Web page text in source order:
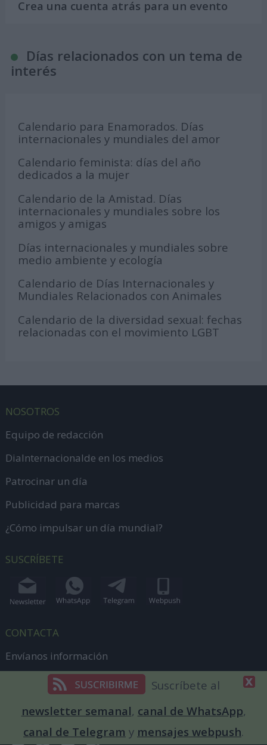
Crea una cuenta atrás para un evento
Días relacionados con un tema de
interés
Calendario para Enamorados. Días
internacionales y mundiales del amor
Calendario feminista: días del año
dedicados a la mujer
Calendario de la Amistad. Días
internacionales y mundiales sobre los
amigos y amigas
Días internacionales y mundiales sobre
medio ambiente y ecología
Calendario de Días Internacionales y
Mundiales Relacionados con Animales
Calendario de la diversidad sexual: fechas
relacionadas con el movimiento LGBT
NOSOTROS
Equipo de redacción
DiaInternacionalde en los medios
Patrocinar un día
Publicidad para marcas
¿Cómo impulsar un día mundial?
SUSCRÍBETE
CONTACTA
Envíanos información
dias@diainternacionalde.com Suscríbete al
newsletter semanal, canal de WhatsApp,
canal de Telegram y mensajes webpush.